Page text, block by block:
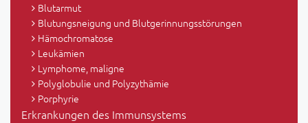
Blutarmut
Blutungsneigung und Blutgerinnungsstörungen
Hämochromatose
Leukämien
Lymphome, maligne
Polyglobulie und Polyzythämie
Porphyrie
Erkrankungen des Immunsystems